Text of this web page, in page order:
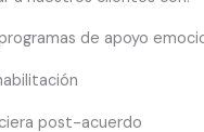
de apoyo
post-acuerdo